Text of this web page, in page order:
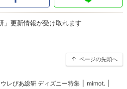
」更新情報が受け取れます
ページの先頭へ
ウレぴあ総研 ディズニー特集 mimot.